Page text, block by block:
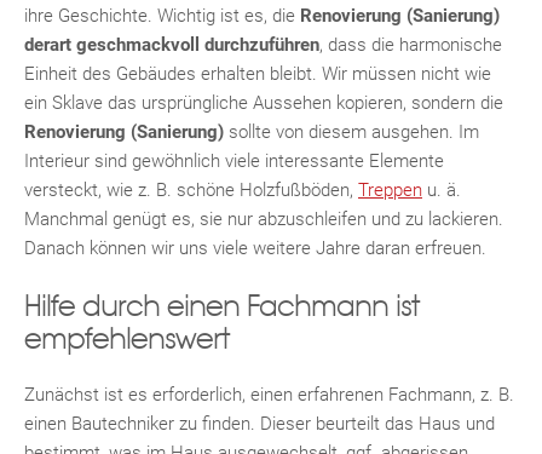
ihre Geschichte. Wichtig ist es, die Renovierung (Sanierung)
derart geschmackvoll durchzuführen, dass die harmonische
Einheit des Gebäudes erhalten bleibt. Wir müssen nicht wie
ein Sklave das ursprüngliche Aussehen kopieren, sondern die
Renovierung (Sanierung) sollte von diesem ausgehen. Im
Interieur sind gewöhnlich viele interessante Elemente
versteckt, wie z. B. schöne Holzfußböden, Treppen u. ä.
Manchmal genügt es, sie nur abzuschleifen und zu lackieren.
Danach können wir uns viele weitere Jahre daran erfreuen.
Hilfe durch einen Fachmann ist
empfehlenswert
Zunächst ist es erforderlich, einen erfahrenen Fachmann, z. B.
einen Bautechniker zu finden. Dieser beurteilt das Haus und